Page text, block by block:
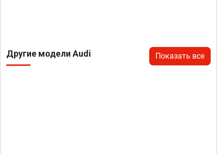
Другие модели Audi Показать все